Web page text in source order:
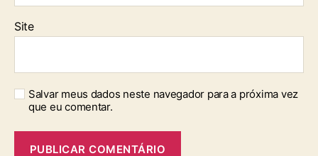
Site
Salvar meus dados neste navegador para a próxima vez
que eu comentar.